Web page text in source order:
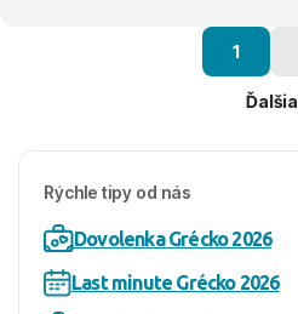
1
Ďalšia
Rýchle tipy od nás
Dovolenka Grécko 2026
Last minute Grécko 2026